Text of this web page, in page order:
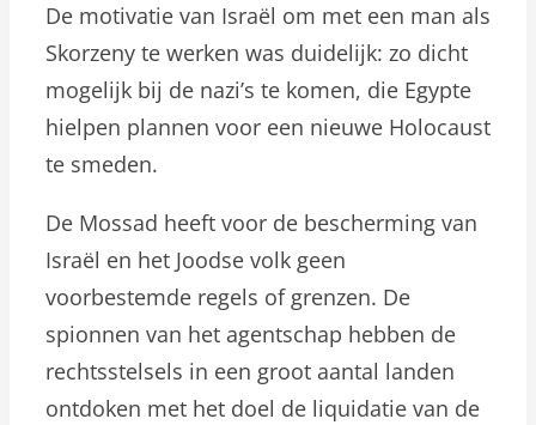
De motivatie van Israël om met een man als
Skorzeny te werken was duidelijk: zo dicht
mogelijk bij de nazi’s te komen, die Egypte
hielpen plannen voor een nieuwe Holocaust
te smeden.
De Mossad heeft voor de bescherming van
Israël en het Joodse volk geen
voorbestemde regels of grenzen. De
spionnen van het agentschap hebben de
rechtsstelsels in een groot aantal landen
ontdoken met het doel de liquidatie van de